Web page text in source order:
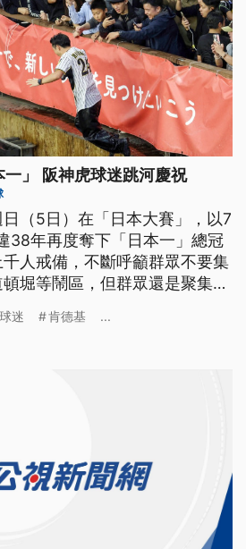
一」 阪神虎球迷跳河慶祝
（5日）在「日本大賽」，以7
38年再度奪下「日本一」總冠
人戒備，不斷呼籲群眾不要集
堀等鬧區，但群眾還是聚集在
球迷 肯德基 ...